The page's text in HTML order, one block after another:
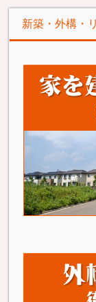
新築・外構・